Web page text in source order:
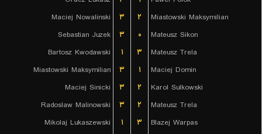
Maciej Nowalinski
۳ ۲
Miastowski Maksymilian
Sebastian Juzek
۳ ۰
Mateusz Sikon
Bartosz Kwodawski
۱ ۳
Mateusz Trela
Miastowski Maksymilian
۳ ۱
Maciej Domin
Maciej Sinicki
۳ ۲
Karol Sulkowski
Radoslaw Malinowski
۳ ۲
Mateusz Trela
Mikolaj Lukaszewski
۱ ۳
Blazej Warpas